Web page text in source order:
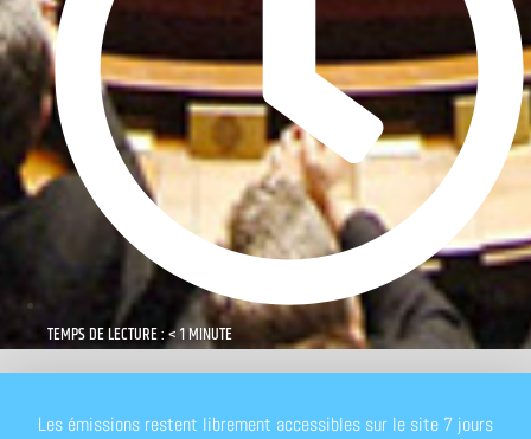
TEMPS DE LECTURE : < 1 MINUTE
Les émissions restent librement accessibles sur le site 7 jours